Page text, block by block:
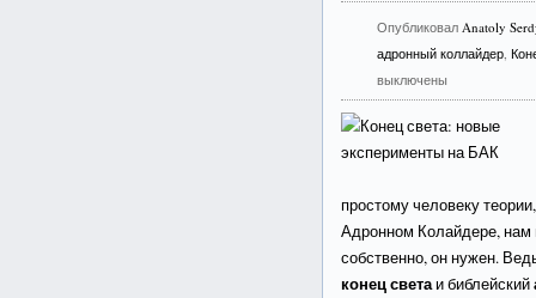
ОпубликовалAnatoly
адронный коллайдер,
выключены
простому человеку
Адронном Колайдере, нам
собственно, он нужен.
конец светаи библейский